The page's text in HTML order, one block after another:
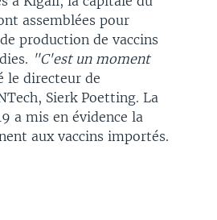
assemblées pour
production de vaccins
"C'est un moment
le directeur de
Sierk Poetting. La
a mis en évidence la
aux vaccins importés.